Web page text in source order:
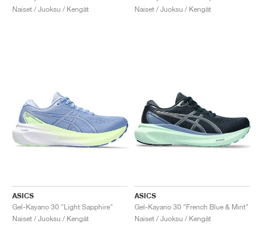
Naiset / Juoksu / Kengät
Naiset / Juoksu / Kengät
ASICS
Gel-Kayano 30 "Light Sapphire"
Naiset / Juoksu / Kengät
ASICS
Gel-Kayano 30 "French Blue & Mint"
Naiset / Juoksu / Kengät